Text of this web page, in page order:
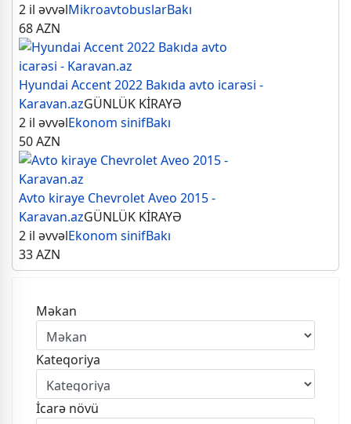
2 il əvvəlMikroavtobuslarBakı
68AZN
Hyundai Accent 2022 Bakıda avto icarəsi -
Karavan.azGÜNLÜK KİRAYƏ
2 il əvvəlEkonom sinifBakı
50AZN
Avto kiraye Chevrolet Aveo 2015 -
Karavan.azGÜNLÜK KİRAYƏ
2 il əvvəlEkonom sinifBakı
33AZN
Məkan
Kateqoriya
İcarə növü